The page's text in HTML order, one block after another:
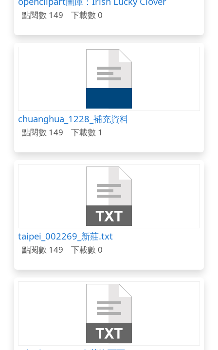
點閱數 149 下載數 0
chuanghua_1228_補充資料
點閱數 149 下載數 1
taipei_002269_新莊.txt
點閱數 149 下載數 0